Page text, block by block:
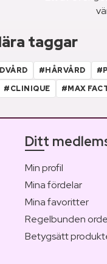
taggar
#HÅRVÅRD
#CLINIQUE #MAX
Ditt
Min profil
Mina fördelar
Mina favoritter
Regelbunden
Betygsätt